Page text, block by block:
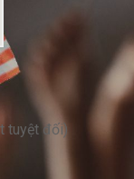
tuyệt đối)